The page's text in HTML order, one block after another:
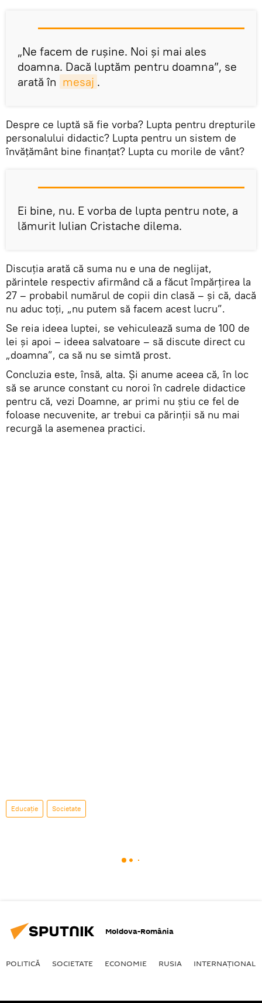
„Ne facem de ruşine. Noi şi mai ales
doamna. Dacă luptăm pentru doamna”, se
arată în mesaj .
Despre ce luptă să fie vorba? Lupta pentru drepturile
personalului didactic? Lupta pentru un sistem de
învăţământ bine finanţat? Lupta cu morile de vânt?
Ei bine, nu. E vorba de lupta pentru note, a
lămurit Iulian Cristache dilema.
Discuţia arată că suma nu e una de neglijat,
părintele respectiv afirmând că a făcut împărţirea la
27 – probabil numărul de copii din clasă – şi că, dacă
nu aduc toţi, „nu putem să facem acest lucru”.
Se reia ideea luptei, se vehiculează suma de 100 de
lei şi apoi – ideea salvatoare – să discute direct cu
„doamna”, ca să nu se simtă prost.
Concluzia este, însă, alta. Şi anume aceea că, în loc
să se arunce constant cu noroi în cadrele didactice
pentru că, vezi Doamne, ar primi nu ştiu ce fel de
foloase necuvenite, ar trebui ca părinţii să nu mai
recurgă la asemenea practici.
Educație Societate
Moldova-România
POLITICĂ SOCIETATE ECONOMIE RUSIA INTERNAŢIONAL